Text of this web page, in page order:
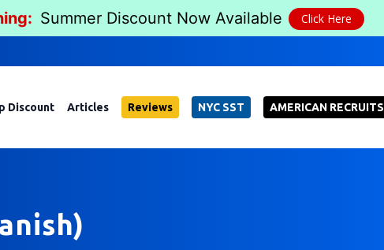
Summer Discount Now Available Click Here
Discount Articles Reviews NYC SST AMERICAN RECRUITS